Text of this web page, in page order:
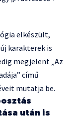
elkészült,
karakterek is
megjelent „Az
című
mutatja be.
után is